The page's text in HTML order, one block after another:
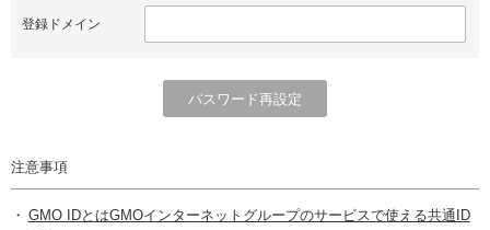
登録ドメイン
注意事項
GMO IDとはGMOインターネットグループのサービスで使える共通ID